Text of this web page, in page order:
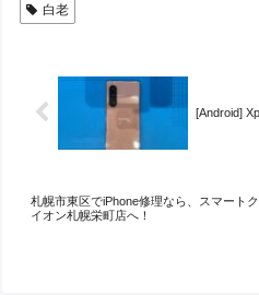
白老
[Android]
札幌市東区でiPhone修理なら、スマート
イオン札幌栄町店へ！